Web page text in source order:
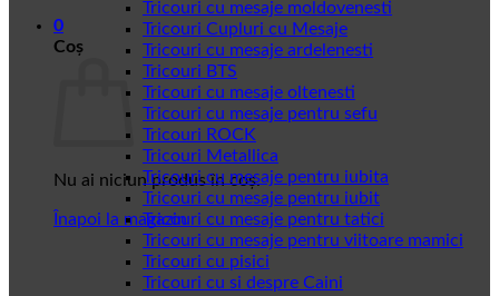
0
Coș
Nu ai niciun produs în coș.
Înapoi la magazin
Tricouri cu mesaje moldovenesti
Tricouri Cupluri cu Mesaje
Tricouri cu mesaje ardelenesti
Tricouri BTS
Tricouri cu mesaje oltenesti
Tricouri cu mesaje pentru sefu
Tricouri ROCK
Tricouri Metallica
Tricouri cu mesaje pentru iubita
Tricouri cu mesaje pentru iubit
Tricouri cu mesaje pentru tatici
Tricouri cu mesaje pentru viitoare mamici
Tricouri cu pisici
Tricouri cu si despre Caini